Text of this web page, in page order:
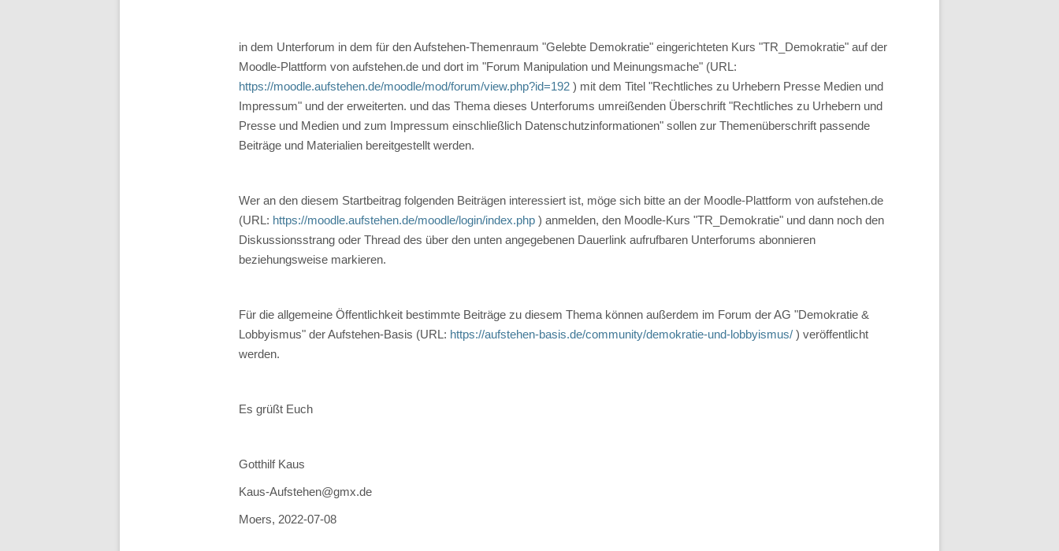
in dem Unterforum in dem für den Aufstehen-Themenraum "Gelebte Demokratie" eingerichteten Kurs "TR_Demokratie" auf der
Moodle-Plattform von aufstehen.de und dort im "Forum Manipulation und Meinungsmache" (URL:
https://moodle.aufstehen.de/moodle/mod/forum/view.php?id=192 ) mit dem Titel "Rechtliches zu Urhebern Presse Medien und
Impressum" und der erweiterten. und das Thema dieses Unterforums umreißenden Überschrift "Rechtliches zu Urhebern und
Presse und Medien und zum Impressum einschließlich Datenschutzinformationen" sollen zur Themenüberschrift passende
Beiträge und Materialien bereitgestellt werden.
Wer an den diesem Startbeitrag folgenden Beiträgen interessiert ist, möge sich bitte an der Moodle-Plattform von aufstehen.de
(URL: https://moodle.aufstehen.de/moodle/login/index.php ) anmelden, den Moodle-Kurs "TR_Demokratie" und dann noch den
Diskussionsstrang oder Thread des über den unten angegebenen Dauerlink aufrufbaren Unterforums abonnieren
beziehungsweise markieren.
Für die allgemeine Öffentlichkeit bestimmte Beiträge zu diesem Thema können außerdem im Forum der AG "Demokratie &
Lobbyismus" der Aufstehen-Basis (URL: https://aufstehen-basis.de/community/demokratie-und-lobbyismus/ ) veröffentlicht
werden.
Es grüßt Euch
Gotthilf Kaus
Kaus-Aufstehen@gmx.de
Moers, 2022-07-08